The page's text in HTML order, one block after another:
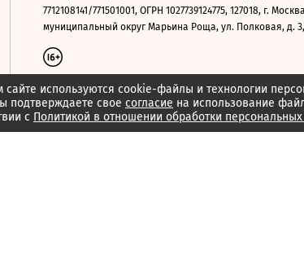
используются cookie-файлы и технологии
подтверждаете свое согласие на использование
с Политикой в отношении обработки
7712108141/771501001, ОГРН 1027739124775, 127018, г.
муниципальный округ Марьина Роща, ул. Полковая, д. 3,